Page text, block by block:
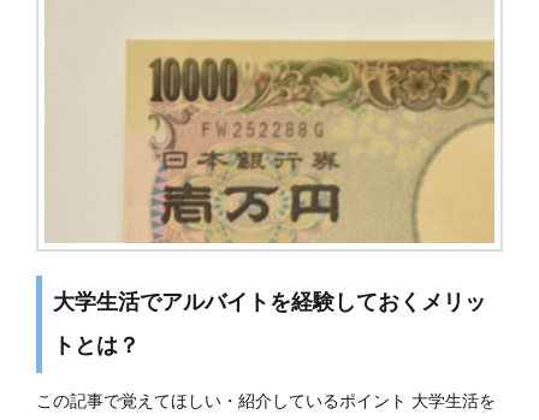
大学生活でアルバイトを経験しておくメリッ
トとは？
この記事で覚えてほしい・紹介しているポイント 大学生活を